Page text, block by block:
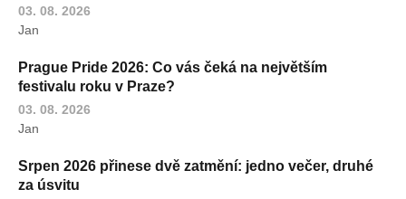
03. 08. 2026
Jan
Prague Pride 2026: Co vás čeká na největším
festivalu roku v Praze?
03. 08. 2026
Jan
Srpen 2026 přinese dvě zatmění: jedno večer, druhé
za úsvitu